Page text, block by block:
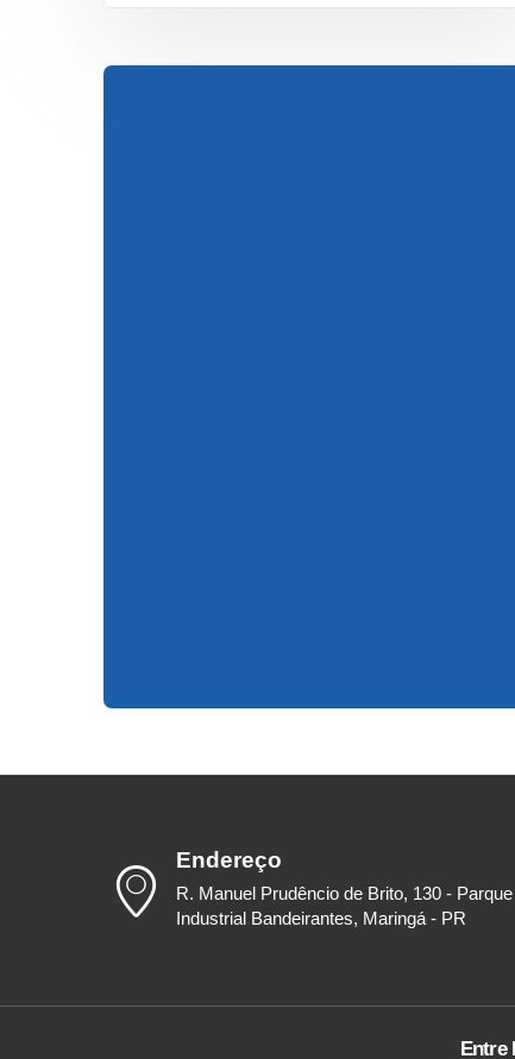
Endereço
R. Manuel Prudêncio de Brito, 130 - Parque
Industrial Bandeirantes, Maringá - PR
Entre